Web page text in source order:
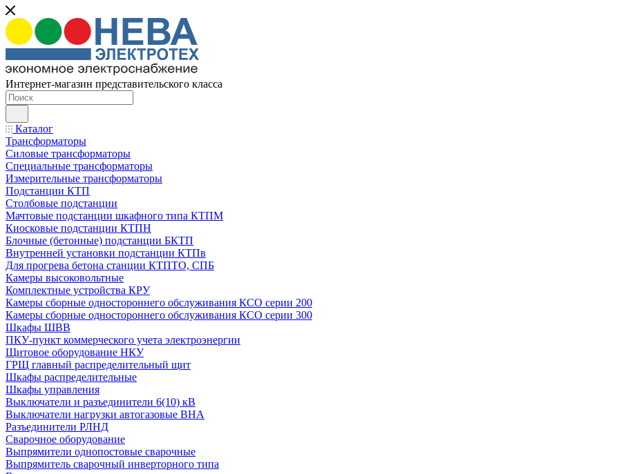
Интернет-магазин представительского класса
Каталог
Трансформаторы
Силовые трансформаторы
Специальные трансформаторы
Измерительные трансформаторы
Подстанции КТП
Столбовые подстанции
Мачтовые подстанции шкафного типа КТПМ
Киосковые подстанции КТПН
Блочные (бетонные) подстанции БКТП
Внутренней установки подстанции КТПв
Для прогрева бетона станции КТПТО, СПБ
Камеры высоковольтные
Комплектные устройства КРУ
Камеры сборные одностороннего обслуживания КСО серии 200
Камеры сборные одностороннего обслуживания КСО серии 300
Шкафы ШВВ
ПКУ-пункт коммерческого учета электроэнергии
Щитовое оборудование НКУ
ГРЩ главный распределительный щит
Шкафы распределительные
Шкафы управления
Выключатели и разъединители 6(10) кВ
Выключатели нагрузки автогазовые ВНА
Разъединители РЛНД
Сварочное оборудование
Выпрямители однопостовые сварочные
Выпрямитель сварочный инверторного типа